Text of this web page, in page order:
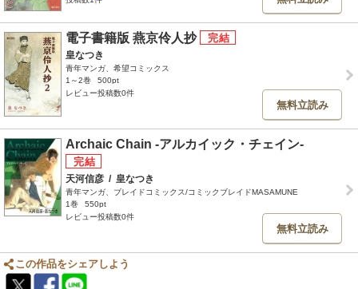
電子書籍版 燕京伶人抄
皇なつき
青年マンガ、希望コミックス
1～2巻
500pt
レビュー投稿数0件
無料立読み
Archaic Chain -アルカイック・チェイン-
天河信彦 / 皇なつき
青年マンガ、ブレイドコミックス/コミックブレイドMASAMUNE
1巻
550pt
レビュー投稿数0件
無料立読み
この作品をシェアしよう